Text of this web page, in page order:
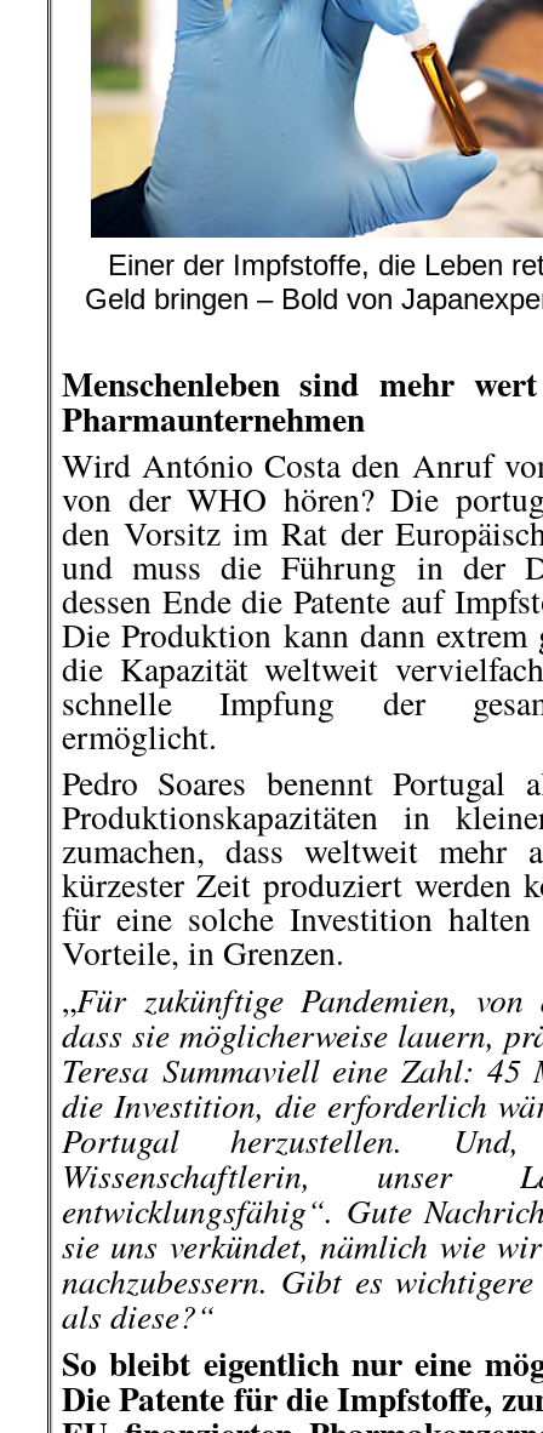
Einer der Impfstoffe, die Leben
Geld bringen – Bold von
Menschenleben sind mehr
Pharmaunternehmen
Wird António Costa den Anruf
von der WHO hören? Die
den Vorsitz im Rat der
und muss die Führung in der
dessen Ende die Patente auf
Die Produktion kann dann extrem
die Kapazität weltweit
schnelle Impfung der
ermöglicht.
Pedro Soares benennt
Produktionskapazitäten in
zumachen, dass weltweit mehr
kürzester Zeit produziert werden
für eine solche Investition
Vorteile, in Grenzen.
„Für zukünftige Pandemien,
dass sie möglicherweise lauern,
Teresa Summaviell eine Zahl:
die Investition, die erforderlich
Portugal herzustellen.
Wissenschaftlerin,
entwicklungsfähig“. Gute
sie uns verkündet, nämlich wie
nachzubessern. Gibt es
als diese?“
So bleibt eigentlich nur eine
Die Patente für die Impfstoffe,